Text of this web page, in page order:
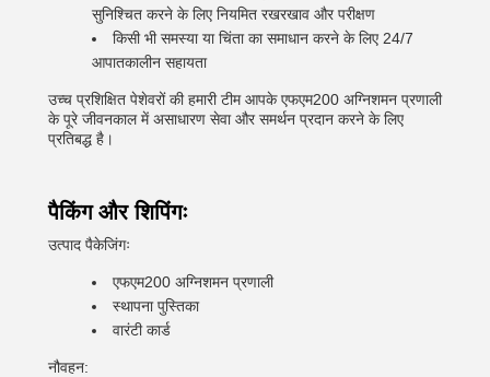
सुनिश्चित करने के लिए नियमित रखरखाव और परीक्षण
किसी भी समस्या या चिंता का समाधान करने के लिए 24/7
आपातकालीन सहायता
उच्च प्रशिक्षित पेशेवरों की हमारी टीम आपके एफएम200 अग्निशमन प्रणाली
के पूरे जीवनकाल में असाधारण सेवा और समर्थन प्रदान करने के लिए
प्रतिबद्ध है।
पैकिंग और शिपिंगः
उत्पाद पैकेजिंगः
एफएम200 अग्निशमन प्रणाली
स्थापना पुस्तिका
वारंटी कार्ड
नौवहन: